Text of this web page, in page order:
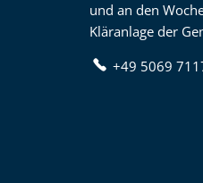
und an den
Kläranlage der
+49 5069